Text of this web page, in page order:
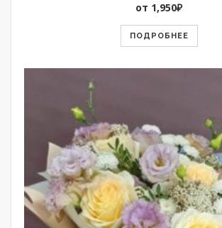
от 1,950₽
ПОДРОБНЕЕ